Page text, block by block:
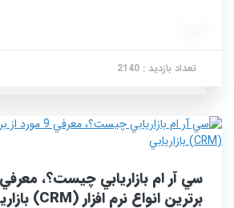
تعداد بازدید : 2140
برترين انواع نرم‌ افزار (CRM) بازاريابي